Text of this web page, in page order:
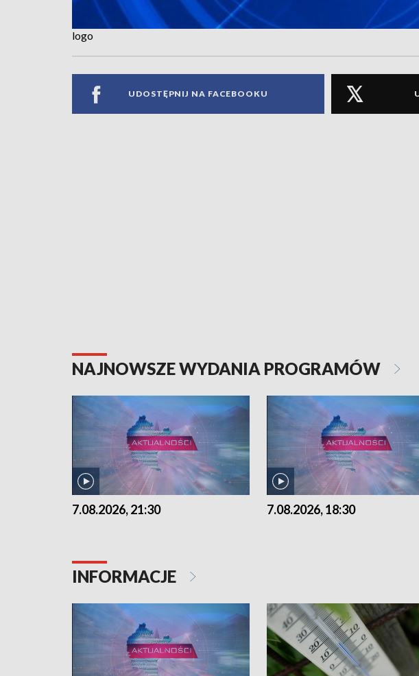
logo
UDOSTĘPNIJ NA FACEBOOKU
NAJNOWSZE WYDANIA PROGRAMÓW
7.08.2026, 21:30 7.08.2026, 18:30
INFORMACJE